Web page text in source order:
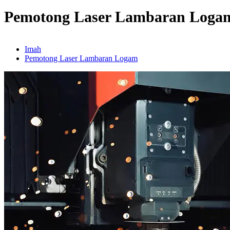
Pemotong Laser Lambaran
Imah
Pemotong Laser Lambaran Logam